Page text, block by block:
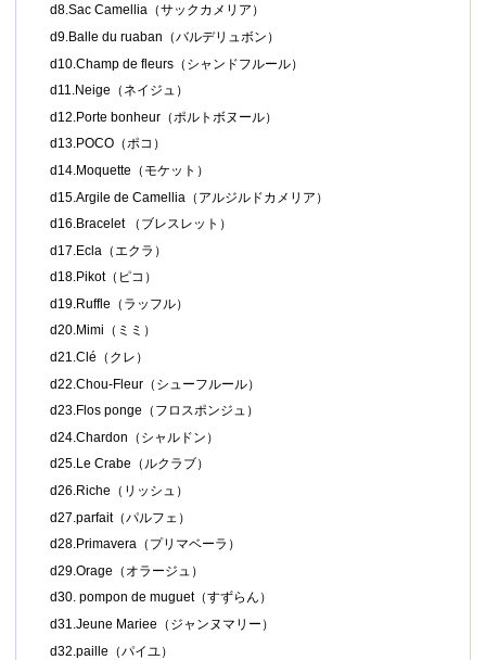
d8.Sac Camellia（サックカメリア）
d9.Balle du ruaban（バルデリュボン）
d10.Champ de fleurs（シャンドフルール）
d11.Neige（ネイジュ）
d12.Porte bonheur（ポルトボヌール）
d13.POCO（ポコ）
d14.Moquette（モケット）
d15.Argile de Camellia（アルジルドカメリア）
d16.Bracelet （ブレスレット）
d17.Ecla（エクラ）
d18.Pikot（ピコ）
d19.Ruffle（ラッフル）
d20.Mimi（ミミ）
d21.Clé（クレ）
d22.Chou-Fleur（シューフルール）
d23.Flos ponge（フロスポンジュ）
d24.Chardon（シャルドン）
d25.Le Crabe（ルクラブ）
d26.Riche（リッシュ）
d27.parfait（パルフェ）
d28.Primavera（プリマベーラ）
d29.Orage（オラージュ）
d30. pompon de muguet（すずらん）
d31.Jeune Mariee（ジャンヌマリー）
d32.paille（パイユ）